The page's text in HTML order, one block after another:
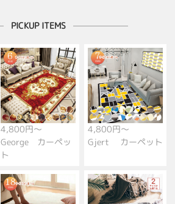
PICKUP ITEMS
4,800円～
George カーペッ
ト
4,800円～
Gjert カーペット